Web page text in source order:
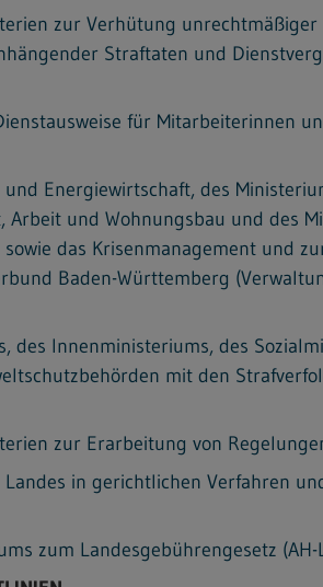
zur Verhütung
Straftaten und
für Mitarbeiterinnen
Energiewirtschaft, des
und Wohnungsbau und des
das Krisenmanagement und
Baden-Württemberg
des Innenministeriums, des
mit den
zur Erarbeitung von
in gerichtlichen Verfahren
zum Landesgebührengesetz (AH-